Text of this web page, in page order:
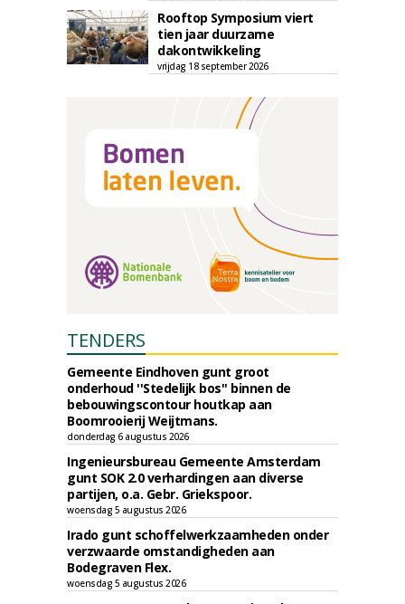
Rooftop Symposium viert
tien jaar duurzame
dakontwikkeling
vrijdag 18 september 2026
TENDERS
Gemeente Eindhoven gunt groot
onderhoud ''Stedelijk bos'' binnen de
bebouwingscontour houtkap aan
Boomrooierij Weijtmans.
donderdag 6 augustus 2026
Ingenieursbureau Gemeente Amsterdam
gunt SOK 2.0 verhardingen aan diverse
partijen, o.a. Gebr. Griekspoor.
woensdag 5 augustus 2026
Irado gunt schoffelwerkzaamheden onder
verzwaarde omstandigheden aan
Bodegraven Flex.
woensdag 5 augustus 2026